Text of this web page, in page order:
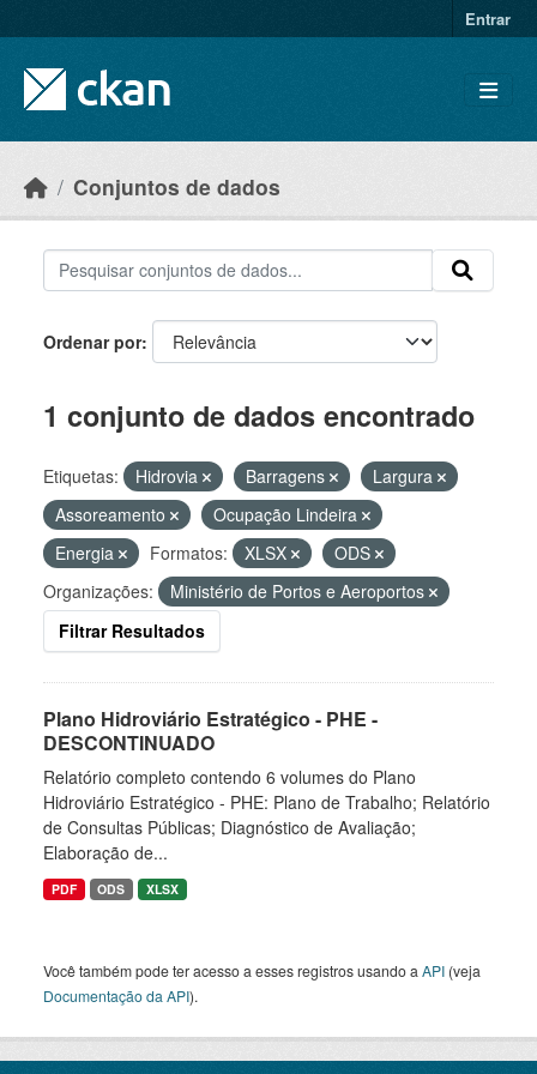
Entrar
Conjuntos de dados
Ordenar por
1 conjunto de dados encontrado
Etiquetas: Hidrovia Barragens
Largura
Assoreamento
Ocupação Lindeira
Energia
Formatos: XLSX
ODS
Organizações:
Ministério de Portos e Aeroportos
Filtrar Resultados
Plano Hidroviário Estratégico - PHE -
DESCONTINUADO
Relatório completo contendo 6 volumes do Plano
Hidroviário Estratégico - PHE: Plano de Trabalho; Relatório
de Consultas Públicas; Diagnóstico de Avaliação;
Elaboração de...
PDF ODS XLSX
Você também pode ter acesso a esses registros usando a API (veja
Documentação da API).